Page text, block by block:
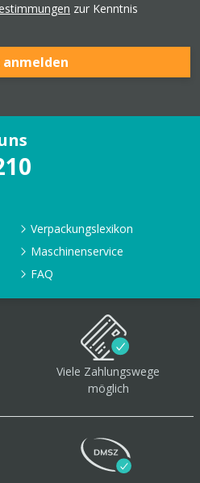
zur Kenntnis
Verpackungslexikon
Maschinenservice
FAQ
Viele Zahlungswege
möglich